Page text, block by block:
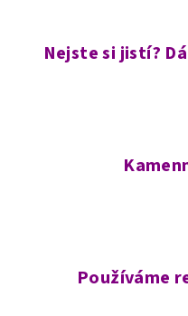
Nejste si jistí?
Používáme